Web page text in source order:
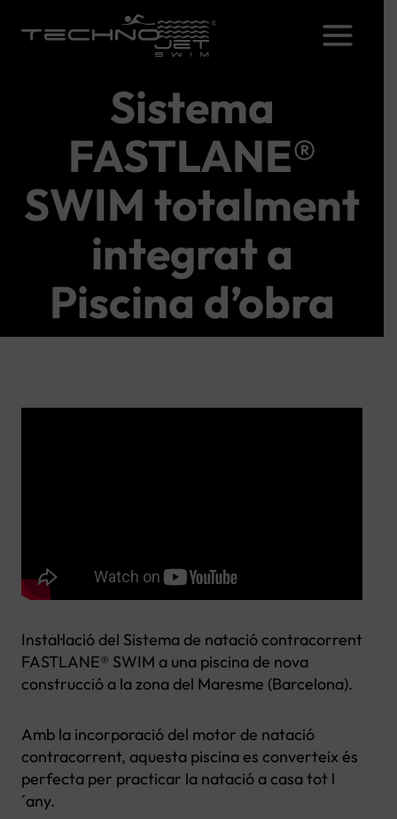
Sistema
FASTLANE®
SWIM totalment
integrat a
Piscina d’obra
Instal·lació del Sistema de natació contracorrent
FASTLANE® SWIM a una piscina de nova
construcció a la zona del Maresme (Barcelona).
Amb la incorporació del motor de natació
contracorrent, aquesta piscina es converteix és
perfecta per practicar la natació a casa tot l
´any.